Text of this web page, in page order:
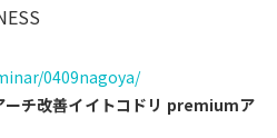
0409nagoya/
ーチ改善イイトコドリ premiumア